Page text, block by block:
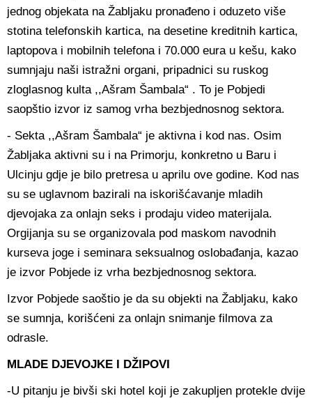
jednog objekata na Žabljaku pronađeno i oduzeto više
stotina telefonskih kartica, na desetine kreditnih kartica,
laptopova i mobilnih telefona i 70.000 eura u kešu, kako
sumnjaju naši istražni organi, pripadnici su ruskog
zloglasnog kulta ,,Ašram Šambala“ . To je Pobjedi
saopštio izvor iz samog vrha bezbjednosnog sektora.
- Sekta ,,Ašram Šambala“ je aktivna i kod nas. Osim
Žabljaka aktivni su i na Primorju, konkretno u Baru i
Ulcinju gdje je bilo pretresa u aprilu ove godine. Kod nas
su se uglavnom bazirali na iskorišćavanje mladih
djevojaka za onlajn seks i prodaju video materijala.
Orgijanja su se organizovala pod maskom navodnih
kurseva joge i seminara seksualnog oslobađanja, kazao
je izvor Pobjede iz vrha bezbjednosnog sektora.
Izvor Pobjede saoštio je da su objekti na Žabljaku, kako
se sumnja, korišćeni za onlajn snimanje filmova za
odrasle.
MLADE DJEVOJKE I DŽIPOVI
-U pitanju je bivši ski hotel koji je zakupljen protekle dvije